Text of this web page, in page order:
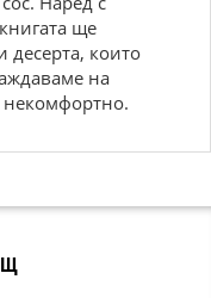
ще
които
на
некомфортно.